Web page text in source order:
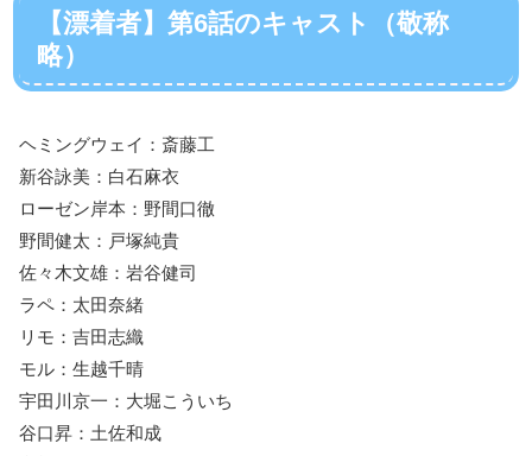
【漂着者】第6話のキャスト（敬称
略）
ヘミングウェイ：斎藤工
新谷詠美：白石麻衣
ローゼン岸本：野間口徹
野間健太：戸塚純貴
佐々木文雄：岩谷健司
ラペ：太田奈緒
リモ：吉田志織
モル：生越千晴
宇田川京一：大堀こういち
谷口昇：土佐和成